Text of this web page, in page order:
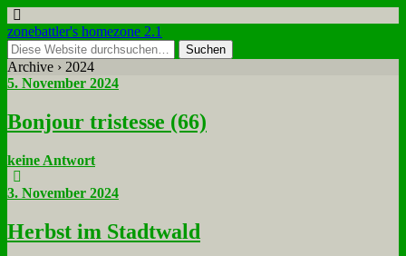
zonebattler's homezone 2.1
Archive › 2024
5. November 2024
Bon­jour tri­stesse (66)
keine Antwort
3. November 2024
Herbst im Stadt­wald